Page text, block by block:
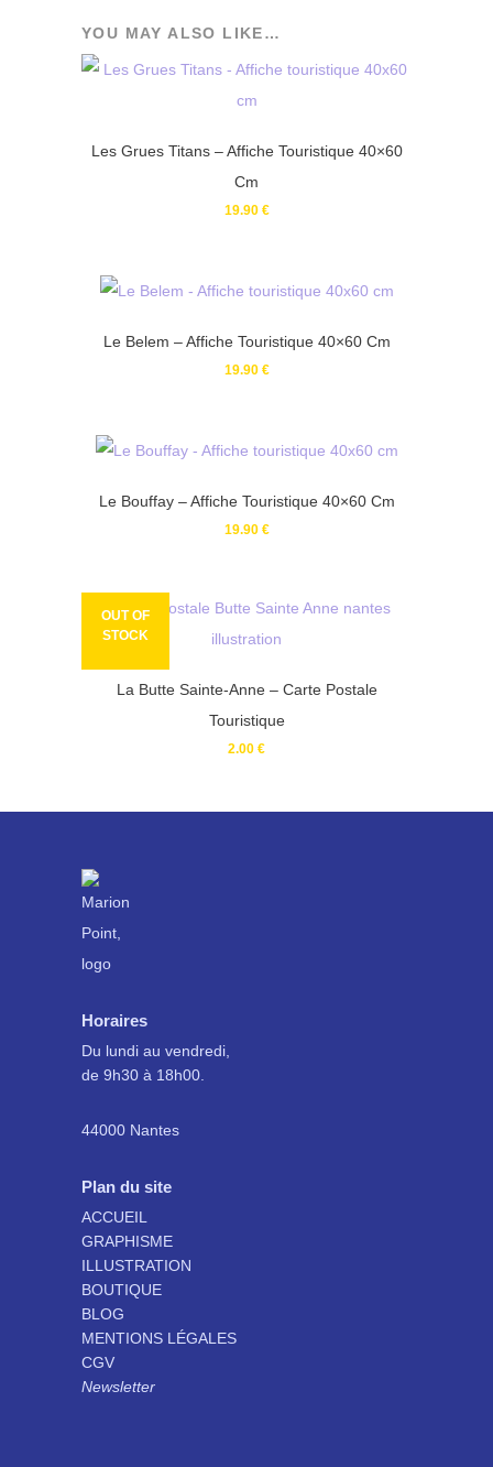
YOU MAY ALSO LIKE…
Les Grues Titans – Affiche Touristique 40×60
Cm
19.90 €
Le Belem – Affiche Touristique 40×60 Cm
19.90 €
Le Bouffay – Affiche Touristique 40×60 Cm
19.90 €
OUT OF
STOCK
La Butte Sainte-Anne – Carte Postale
Touristique
2.00 €
Horaires
Du lundi au vendredi,
de 9h30 à 18h00.
44000 Nantes
Plan du site
ACCUEIL
GRAPHISME
ILLUSTRATION
BOUTIQUE
BLOG
MENTIONS LÉGALES
CGV
Newsletter